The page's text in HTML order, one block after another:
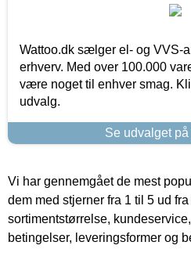
Wattoo.dk sælger el- og VVS-
erhverv. Med over 100.000
være noget til enhver smag.
udvalg.
Se udvalget på
Vi har gennemgået de mest
dem med stjerner fra 1 til 5 ud
sortimentstørrelse,
betingelser, leveringsformer og